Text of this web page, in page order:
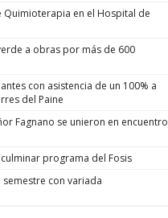
Quimioterapia en el Hospital de
a obras por más de 600
con asistencia de un 100% a
del Paine
Fagnano se unieron en encuentro
programa del Fosis
con variada